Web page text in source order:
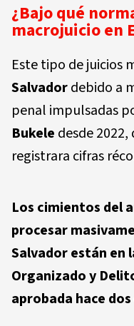
¿Bajo qué
macrojuicio en
Este tipo de juicios
Salvadordebido a
penal impulsadas
Bukele desde
registrara cifras
Los cimientos del
procesar
Salvador están en
Organizado y
aprobada hace